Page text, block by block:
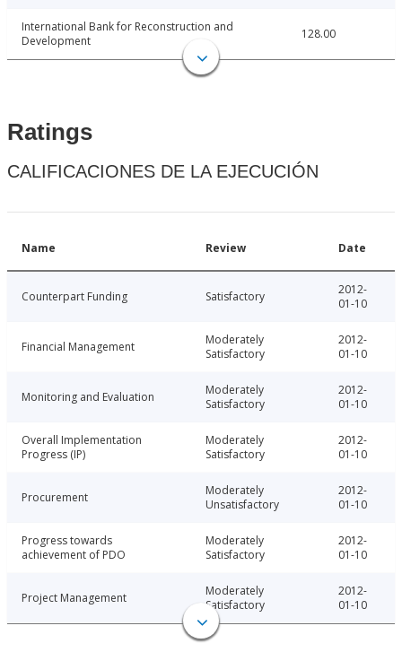
International Bank for Reconstruction and
Development
128.00
Ratings
CALIFICACIONES DE LA EJECUCIÓN
Name Review Date
Counterpart Funding Satisfactory
2012-
01-10
Financial Management
Moderately
Satisfactory
2012-
01-10
Monitoring and Evaluation
Moderately
Satisfactory
2012-
01-10
Overall Implementation
Progress (IP)
Moderately
Satisfactory
2012-
01-10
Procurement
Moderately
Unsatisfactory
2012-
01-10
Progress towards
achievement of PDO
Moderately
Satisfactory
2012-
01-10
Project Management
Moderately
Satisfactory
2012-
01-10